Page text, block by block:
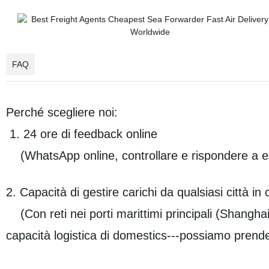
FAQ
Perché scegliere noi:
1. 24 ore di feedback online
(WhatsApp online, controllare e rispondere a
2. Capacità di gestire carichi da qualsiasi città in
(Con reti nei porti marittimi principali
capacità logistica di domestics---possiamo